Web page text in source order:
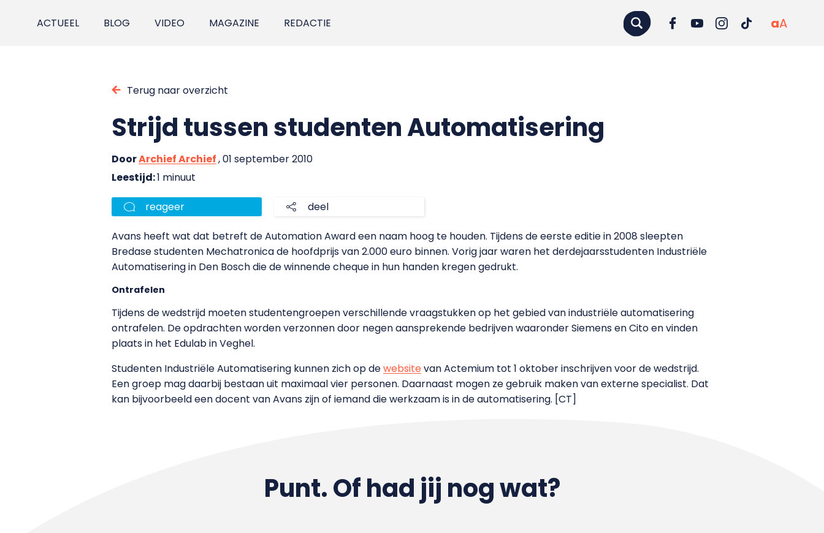
ACTUEEL BLOG VIDEO MAGAZINE REDACTIE aA
Terug naar overzicht
Strijd tussen studenten Automatisering
DoorArchief Archief, 01 september 2010
Leestijd:1 minuut
reageer deel
Avans heeft wat dat betreft de Automation Award een naam hoog te houden. Tijdens de eerste editie in 2008 sleepten
Bredase studenten Mechatronica de hoofdprijs van 2.000 euro binnen. Vorig jaar waren het derdejaarsstudenten Industriële
Automatisering in Den Bosch die de winnende cheque in hun handen kregen gedrukt.
Ontrafelen
Tijdens de wedstrijd moeten studentengroepen verschillende vraagstukken op het gebied van industriële automatisering
ontrafelen. De opdrachten worden verzonnen door negen aansprekende bedrijven waaronder Siemens en Cito en vinden
plaats in het Edulab in Veghel.
Studenten Industriële Automatisering kunnen zich op dewebsitevan Actemium tot 1 oktober inschrijven voor de wedstrijd.
Een groep mag daarbij bestaan uit maximaal vier personen. Daarnaast mogen ze gebruik maken van externe specialist. Dat
kan bijvoorbeeld een docent van Avans zijn of iemand die werkzaam is in de automatisering. [CT]
Punt. Of had jij nog wat?